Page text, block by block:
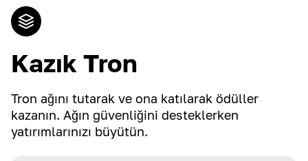
Kazık Tron
Tron ağını tutarak ve ona katılarak ödüller
kazanın. Ağın güvenliğini desteklerken
yatırımlarınızı büyütün.